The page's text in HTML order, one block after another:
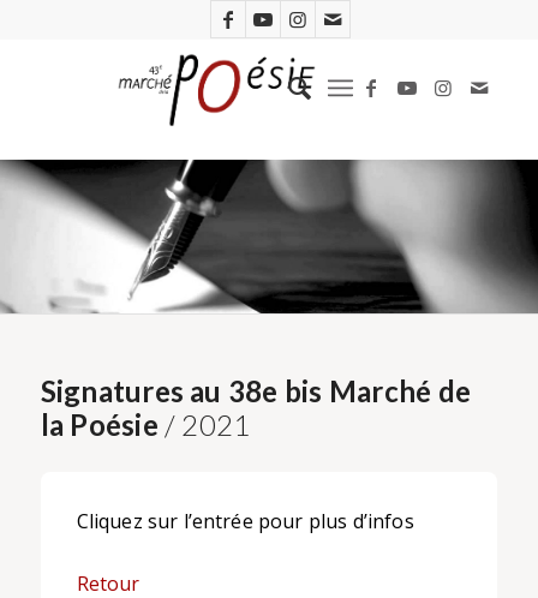
Signatures au 38e bis Marché de
la Poésie / 2021
Cliquez sur l’entrée pour plus d’infos
Retour